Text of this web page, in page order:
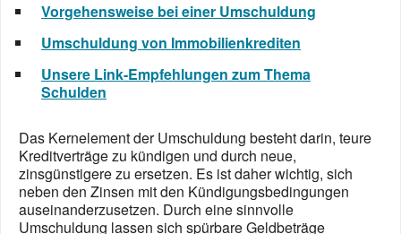
Vorgehensweise bei einer Umschuldung
Umschuldung von Immobilienkrediten
Unsere Link-Empfehlungen zum Thema
Schulden
Das Kernelement der Umschuldung besteht darin, teure
Kreditverträge zu kündigen und durch neue,
zinsgünstigere zu ersetzen. Es ist daher wichtig, sich
neben den Zinsen mit den Kündigungsbedingungen
auseinanderzusetzen. Durch eine sinnvolle
Umschuldung lassen sich spürbare Geldbeträge